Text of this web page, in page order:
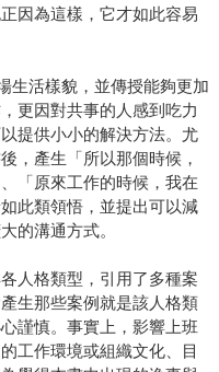
因為這樣，它才如此容易
生活樣貌，並傳授能夠更加
更因對共事的人感到吃力
提供小小的解決方法。尤
，產生「所以那個時候，
「原來工作的時候，我在
此類領悟，並提出可以減
的溝通方式。
人格類型，引用了多種案
生那些案例就是該人格類
謹慎。事實上，影響上班
工作環境或組織文化、目